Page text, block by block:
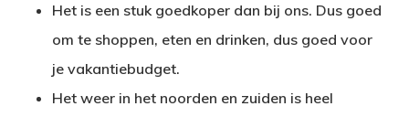
Het is een stuk goedkoper dan bij ons. Dus goed
om te shoppen, eten en drinken, dus goed voor
je vakantiebudget.
Het weer in het noorden en zuiden is heel